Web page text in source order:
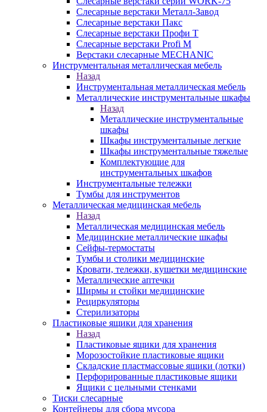
Слесарные верстаки Металл-Завод
Слесарные верстаки Пакс
Слесарные верстаки Профи Т
Слесарные верстаки Profi M
Верстаки слесарные MECHANIC
Инструментальная металлическая мебель
Назад
Инструментальная металлическая мебель
Металлические инструментальные шкафы
Назад
Металлические инструментальные
шкафы
Шкафы инструментальные легкие
Шкафы инструментальные тяжелые
Комплектующие для
инструментальных шкафов
Инструментальные тележки
Тумбы для инструментов
Металлическая медицинская мебель
Назад
Металлическая медицинская мебель
Медицинские металлические шкафы
Сейфы-термостаты
Тумбы и столики медицинские
Кровати, тележки, кушетки медицинские
Металлические аптечки
Ширмы и стойки медицинские
Рециркуляторы
Стерилизаторы
Пластиковые ящики для хранения
Назад
Пластиковые ящики для хранения
Морозостойкие пластиковые ящики
Складские пластмассовые ящики (лотки)
Перфорированные пластиковые ящики
Ящики с цельными стенками
Тиски слесарные
Контейнеры для сбора мусора